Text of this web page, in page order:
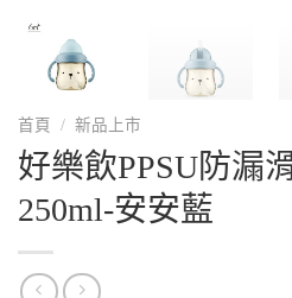
首頁 / 新品上市
好樂飲PPSU防漏
250ml-安安藍